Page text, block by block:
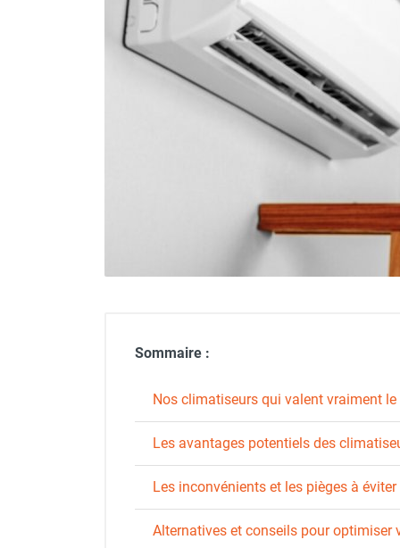
Ventilateur de chantier
Ventilateur centrifuge
Ventilateur de sol
Ventilateur sur pied
Ventilateur de bureau
Extracteur d'air mural résidentiel
Déstratificateur ventilateur de
Déstratificateur industriel à pales
Déstratificateur Airius
Caisson d'Extraction VMC Collective
Caisson d'Extraction VMC tertiaire
Déshumidificateur mobile
Déshumidificateur fixe
Sommaire :
Nos climatiseurs qui valent vraiment le
Les avantages potentiels des
Les inconvénients et les pièges à éviter
Alternatives et conseils pour optimiser